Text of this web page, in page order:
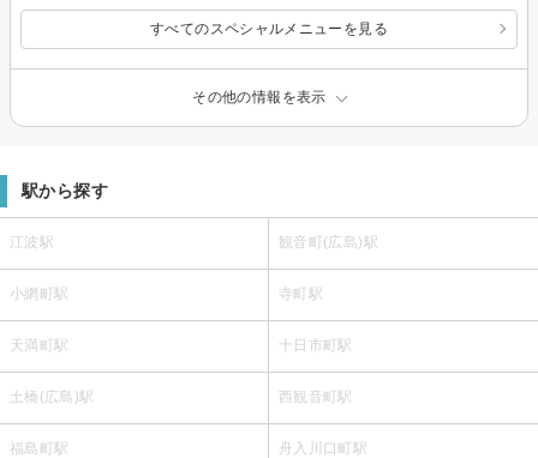
すべてのスペシャルメニューを見る
その他の情報を表示
駅から探す
江波駅 観音町(広島)駅
小網町駅 寺町駅
天満町駅 十日市町駅
土橋(広島)駅 西観音町駅
福島町駅 舟入川口町駅